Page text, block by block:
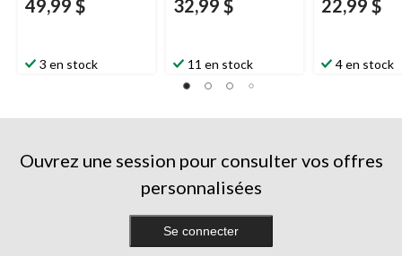
49,99 $
3 en stock
32,99 $
11 en stock
22,99 $
4 en stock
Ouvrez une session pour consulter vos offres
personnalisées
Se connecter